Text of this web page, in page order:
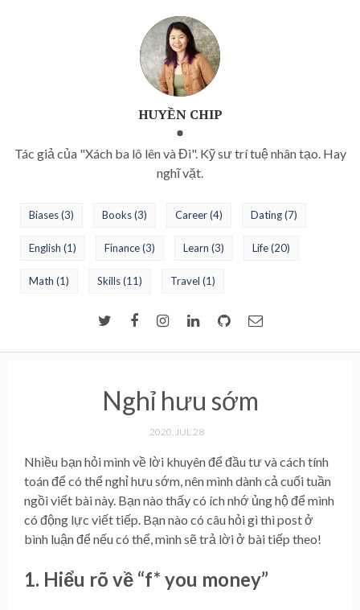
HUYỀN CHIP
Tác giả của "Xách ba lô lên và Đi". Kỹ sư trí tuệ nhân tạo. Hay
nghĩ vặt.
Biases(3) Books(3) Career(4) Dating(7)
English (1) Finance(3) Learn (3) Life(20)
Math (1) Skills(11) Travel (1)
Nghỉ hưu sớm
2020, JUL 28
Nhiều bạn hỏi mình về lời khuyên để đầu tư và cách tính
toán để có thể nghỉ hưu sớm, nên mình dành cả cuối tuần
ngồi viết bài này. Bạn nào thấy có ích nhớ ủng hộ để mình
có động lực viết tiếp. Bạn nào có câu hỏi gì thì post ở
bình luận để nếu có thể, mình sẽ trả lời ở bài tiếp theo!
1. Hiểu rõ về “f* you money”